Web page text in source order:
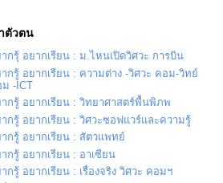
ตัวตน
กรุ้ อยากเรียน : ม.ไหนเปิดวิศวะ การบิน
กรู้ อยากเรียน : ความต่าง -วิศวะ คอม-วิทย์
ม -ICT
ากรู้ อยากเรียน : วิทยาศาสตร์พื้นพิภพ
กรู้ อยากเรียน : วิศวะซอฟแวร์และความรู้
กรู้ อยากเรียน : สัตวแพทย์
กรู้ อยากเรียน : อาเซียน
กรู้ อยากเรียน : เรื่องจริง วิศวะ คอมฯ